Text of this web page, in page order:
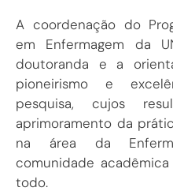
A coordenação do
em Enfermagem da
doutoranda e a
pioneirismo e
pesquisa, cujos
aprimoramento da
na área da
comunidade
todo.